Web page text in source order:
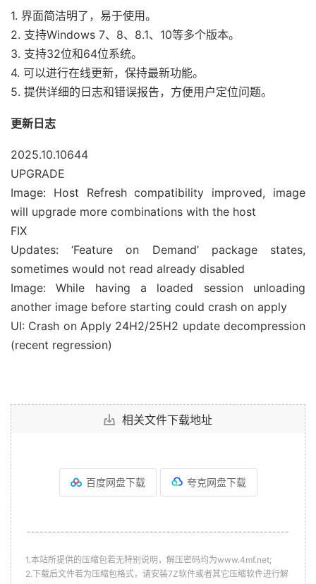
1. 界面简洁明了，易于使用。
2. 支持Windows 7、8、8.1、10等多个版本。
3. 支持32位和64位系统。
4. 可以进行在线更新，保持最新功能。
5. 提供详细的日志和错误报告，方便用户定位问题。
更新日志
2025.10.10644
UPGRADE
Image: Host Refresh compatibility improved, image
will upgrade more combinations with the host
FIX
Updates: ‘Feature on Demand’ package states,
sometimes would not read already disabled
Image: While having a loaded session unloading
another image before starting could crash on apply
UI: Crash on Apply 24H2/25H2 update decompression
(recent regression)
相关文件下载地址
百度网盘下载 夸克网盘下载
--------------------------------------------------------------
1.本站所提供的压缩包若无特别说明，解压密码均为www.4mf.net;
2.下载后文件若为压缩包格式，请安装7Z软件或者其它压缩软件进行解